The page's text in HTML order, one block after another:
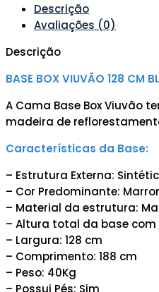
Descrição
Avaliações (0)
Descrição
BASE BOX VIUVÃO 128 CM
A Cama Base Box Viuvão
madeira de
Características da Base:
– Estrutura Externa:
– Cor Predominante:
– Material da estrutura:
– Altura total da base com
– Largura: 128 cm
– Comprimento: 188 cm
– Peso: 40Kg
– Possui Pés: Sim